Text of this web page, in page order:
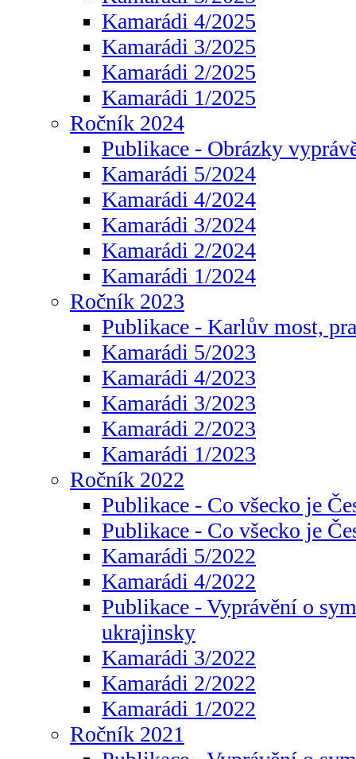
Kamarádi 4/2025
Kamarádi 3/2025
Kamarádi 2/2025
Kamarádi 1/2025
Ročník 2024
Publikace - Obrázky
Kamarádi 5/2024
Kamarádi 4/2024
Kamarádi 3/2024
Kamarádi 2/2024
Kamarádi 1/2024
Ročník 2023
Publikace - Karlův most,
Kamarádi 5/2023
Kamarádi 4/2023
Kamarádi 3/2023
Kamarádi 2/2023
Kamarádi 1/2023
Ročník 2022
Publikace - Co všecko je
Publikace - Co všecko je
Kamarádi 5/2022
Kamarádi 4/2022
Publikace - Vyprávění o
ukrajinsky
Kamarádi 3/2022
Kamarádi 2/2022
Kamarádi 1/2022
Ročník 2021